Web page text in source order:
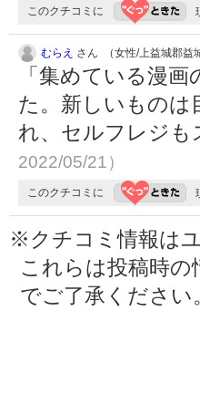
このクチコミに
むらえ さん （女性/上益城郡益
「集めている漫
た。新しいものは
れ、セルフレジ
2022/05/21）
このクチコミに
※クチコミ情報は
これらは投稿時
でご了承ください